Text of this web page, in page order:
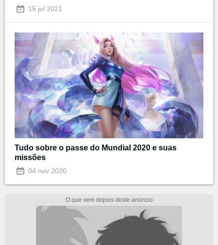
15 jul 2021
Tudo sobre o passe do Mundial 2020 e suas
missões
04 nov 2020